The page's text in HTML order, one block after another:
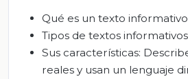
Qué es un texto
Tipos de textos
Sus características:
reales y usan un lenguaje